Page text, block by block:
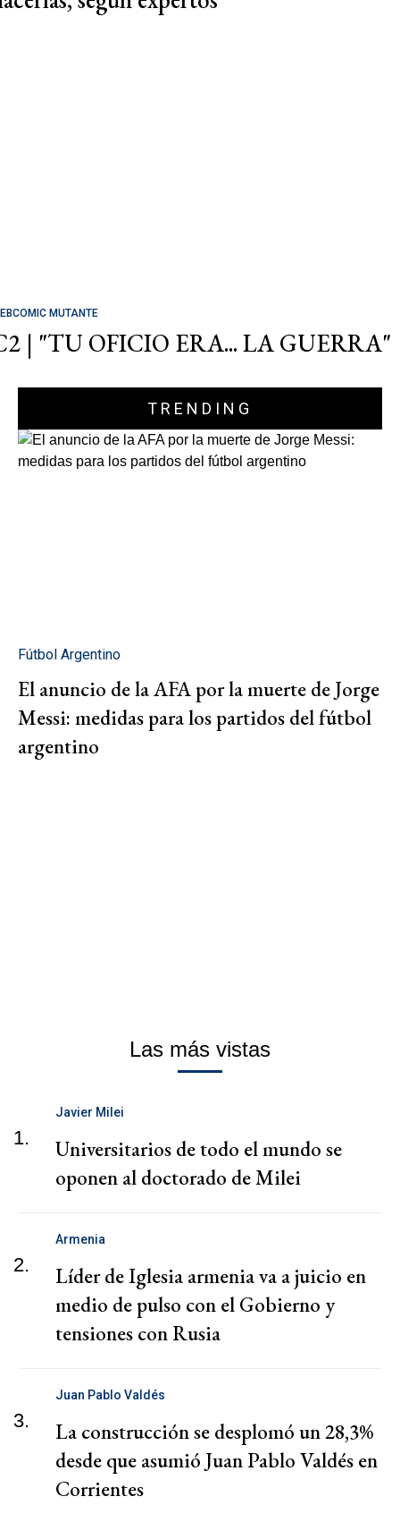
MUTANTE
| "TU OFICIO ERA... LA GUERRA"
TRENDING
Fútbol Argentino
El anuncio de la AFA por la muerte de Jorge
Messi: medidas para los partidos del fútbol
argentino
Las más vistas
1.
Javier Milei
Universitarios de todo el mundo se
oponen al doctorado de Milei
2.
Armenia
Líder de Iglesia armenia va a juicio en
medio de pulso con el Gobierno y
tensiones con Rusia
3.
Juan Pablo Valdés
La construcción se desplomó un 28,3%
desde que asumió Juan Pablo Valdés en
Corrientes